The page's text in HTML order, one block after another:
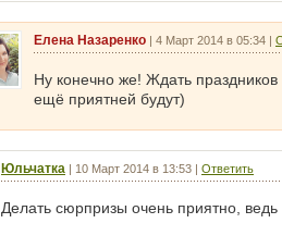
Елена Назаренко | 4 Март 2014 в 05:34 |
Ну конечно же! Ждать
ещё приятней будут)
Юльчатка | 10 Март 2014 в 13:53 | Ответить
Делать сюрпризы очень приятно,